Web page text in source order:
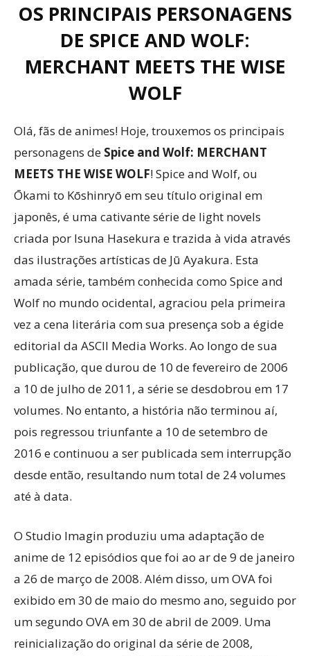
OS PRINCIPAIS PERSONAGENS
DE SPICE AND WOLF:
MERCHANT MEETS THE WISE
WOLF
Olá, fãs de animes! Hoje, trouxemos os principais
personagens de Spice and Wolf: MERCHANT
MEETS THE WISE WOLF! Spice and Wolf, ou
Ōkami to Kōshinryō em seu título original em
japonês, é uma cativante série de light novels
criada por Isuna Hasekura e trazida à vida através
das ilustrações artísticas de Jū Ayakura. Esta
amada série, também conhecida como Spice and
Wolf no mundo ocidental, agraciou pela primeira
vez a cena literária com sua presença sob a égide
editorial da ASCII Media Works. Ao longo de sua
publicação, que durou de 10 de fevereiro de 2006
a 10 de julho de 2011, a série se desdobrou em 17
volumes. No entanto, a história não terminou aí,
pois regressou triunfante a 10 de setembro de
2016 e continuou a ser publicada sem interrupção
desde então, resultando num total de 24 volumes
até à data.
O Studio Imagin produziu uma adaptação de
anime de 12 episódios que foi ao ar de 9 de janeiro
a 26 de março de 2008. Além disso, um OVA foi
exibido em 30 de maio do mesmo ano, seguido por
um segundo OVA em 30 de abril de 2009. Uma
reinicialização do original da série de 2008,